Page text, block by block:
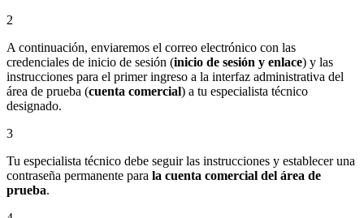
2
A continuación, enviaremos el correo electrónico con las
credenciales de inicio de sesión (inicio de sesión y enlace) y las
instrucciones para el primer ingreso a la interfaz administrativa del
área de prueba (cuenta comercial) a tu especialista técnico
designado.
3
Tu especialista técnico debe seguir las instrucciones y establecer una
contraseña permanente para la cuenta comercial del área de
prueba.